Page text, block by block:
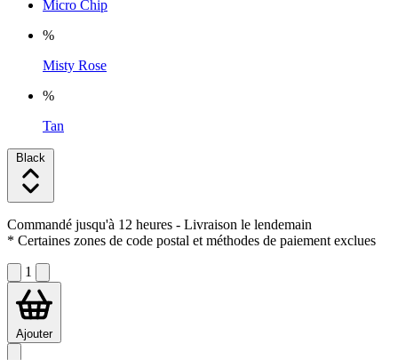
Micro Chip
%
Misty Rose
%
Tan
Black
Commandé jusqu'à 12 heures - Livraison le lendemain
* Certaines zones de code postal et méthodes de paiement exclues
1
Ajouter